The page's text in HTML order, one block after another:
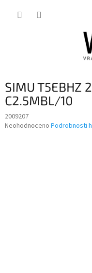
SIMU T5EBHZ
C2.5MBL/10
2009207
Průměrné
Neohodnoceno Podrobnosti